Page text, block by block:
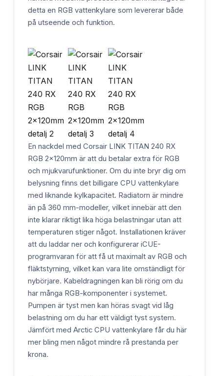
detta en RGB vattenkylare som levererar både
på utseende och funktion.
En nackdel med Corsair LINK TITAN 240 RX
RGB 2x120mm är att du betalar extra för RGB
och mjukvarufunktioner. Om du inte bryr dig om
belysning finns det billigare CPU vattenkylare
med liknande kylkapacitet. Radiatorn är mindre
än på 360 mm-modeller, vilket innebär att den
inte klarar riktigt lika höga belastningar utan att
temperaturen stiger något. Installationen kräver
att du laddar ner och konfigurerar iCUE-
programvaran för att få ut maximalt av RGB och
fläktstyrning, vilket kan vara lite omständligt för
nybörjare. Kabeldragningen kan bli rörig om du
har många RGB-komponenter i systemet.
Pumpen är tyst men kan höras svagt vid låg
belastning om du har ett väldigt tyst system.
Jämfört med Arctic CPU vattenkylare får du här
mer bling men något mindre rå prestanda per
krona.